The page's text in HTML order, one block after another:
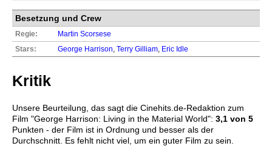
Besetzung und Crew
Regie:
Martin Scorsese
Stars:
George Harrison Terry Gilliam Eric Idle
Kritik
Unsere Beurteilung, das sagt die Cinehits.de-Redaktion zum
Film "George Harrison: Living in the Material World": 3,1 von 5
Punkten - der Film ist in Ordnung und besser als der
Durchschnitt. Es fehlt nicht viel, um ein guter Film zu sein.